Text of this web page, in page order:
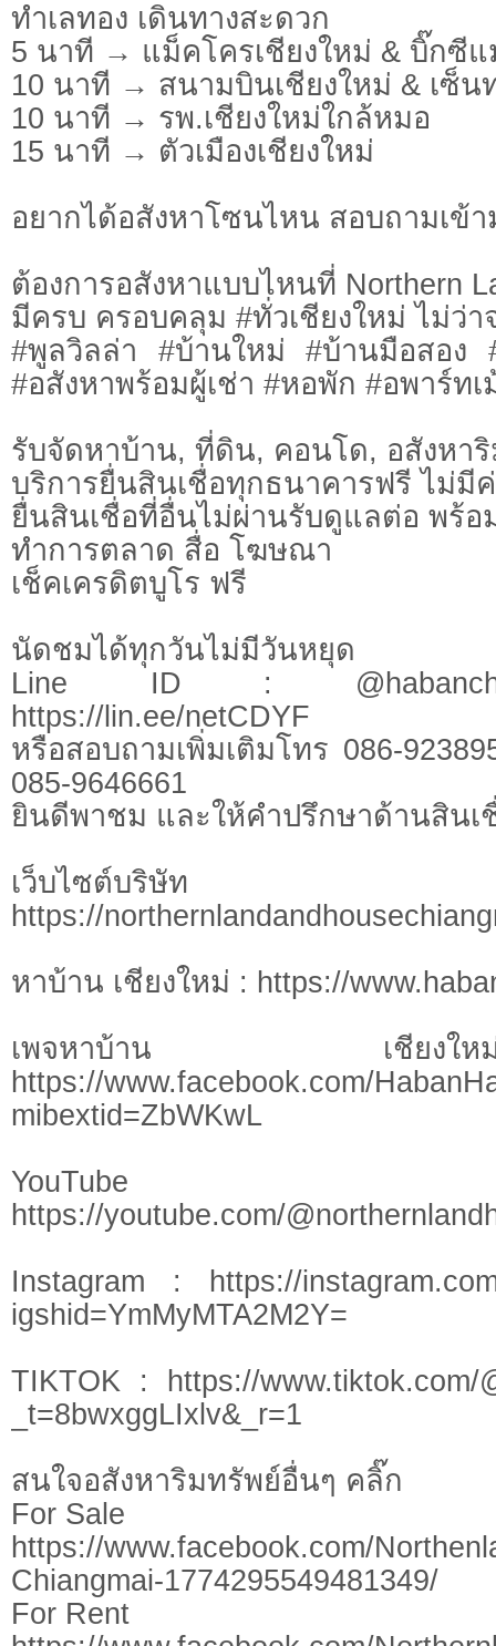
ทำเลทอง เดินทางสะดวก
5 นาที → แม็คโครเชียงใหม่ & บิ๊กซีแ
10 นาที → สนามบินเชียงใหม่ & เซ็น
10 นาที → รพ.เชียงใหม่ใกล้หมอ
15 นาที → ตัวเมืองเชียงใหม่
อยากได้อสังหาโซนไหน สอบถามเข้า
ต้องการอสังหาแบบไหนที่ Northern
มีครบ ครอบคลุม #ทั่วเชียงใหม่ ไม่ว่า
#พูลวิลล่า #บ้านใหม่ #บ้านมือสอง
#อสังหาพร้อมผู้เช่า #หอพัก #อพาร์ท
รับจัดหาบ้าน, ที่ดิน, คอนโด, อสังหา
บริการยื่นสินเชื่อทุกธนาคารฟรี ไม่มี
ยื่นสินเชื่อที่อื่นไม่ผ่านรับดูแลต่อ พร้อ
ทำการตลาด สื่อ โฆษณา
เช็คเครดิตบูโร ฟรี
นัดชมได้ทุกวันไม่มีวันหยุด
Line ID :
https://lin.ee/netCDYF
หรือสอบถามเพิ่มเติมโทร 086-
085-9646661
ยินดีพาชม และให้คำปรึกษาด้านสินเ
เว็บไซต์บ
https://
หาบ้าน เชียงใหม่ : https://
เพจหาบ้าน เชี
https://www.facebook.com/
mibextid=ZbWKwL
https://youtube.com/
Instagram : https://
igshid=YmMyMTA2M2Y=
TIKTOK : https://www.tiktok.com/
_t=8bwxggLIxlv&_r=1
สนใจอสังหาริมทรัพย์อื่นๆ คลิ๊ก
For Sale
https://www.facebook.com/
Chiangmai-1774295549481349/
​​For ​Rent